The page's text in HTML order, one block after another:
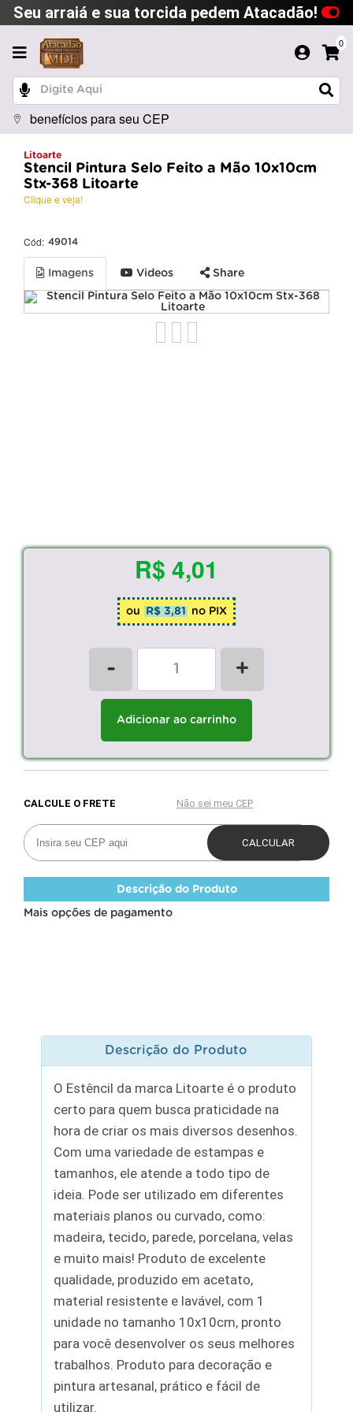
Seu arraiá e sua torcida pedem Atacadão!
0
benefícios para seu CEP
Litoarte
Stencil Pintura Selo Feito a Mão 10x10cm
Stx-368 Litoarte
Clique e veja!
Cód: 49014
Imagens Videos Share
R$ 4,01
ou R$ 3,81 no PIX
- +
Adicionar ao carrinho
Descrição do Produto
Mais opções de pagamento
Descrição do Produto
O Estêncil da marca Litoarte é o produto
certo para quem busca praticidade na
hora de criar os mais diversos desenhos.
Com uma variedade de estampas e
tamanhos, ele atende a todo tipo de
ideia. Pode ser utilizado em diferentes
materiais planos ou curvado, como:
madeira, tecido, parede, porcelana, velas
e muito mais! Produto de excelente
qualidade, produzido em acetato,
material resistente e lavável, com 1
unidade no tamanho 10x10cm, pronto
para você desenvolver os seus melhores
trabalhos. Produto para decoração e
pintura artesanal, prático e fácil de
utilizar.